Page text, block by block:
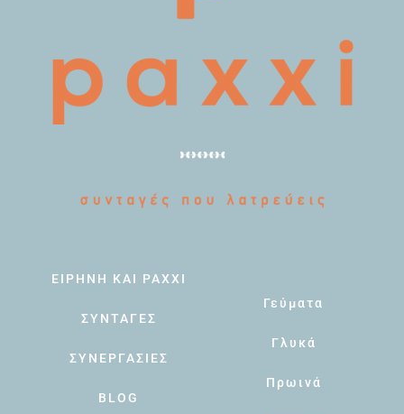
ΕΙΡΗΝΗ ΚΑΙ PAXXI
ΣΥΝΤΑΓΕΣ
ΣΥΝΕΡΓΑΣΙΕΣ
BLOG
Γεύματα
Γλυκά
Πρωινά